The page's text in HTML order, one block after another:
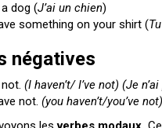
dog (J’ai un chien)
something on your shirt (
négatives
(I haven’t/ I’ve not) (Je
not. (you haven’t/you’ve